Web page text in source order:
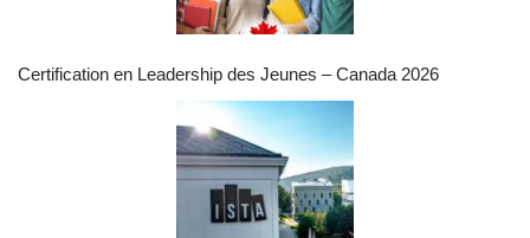
Certification en Leadership des Jeunes – Canada 2026